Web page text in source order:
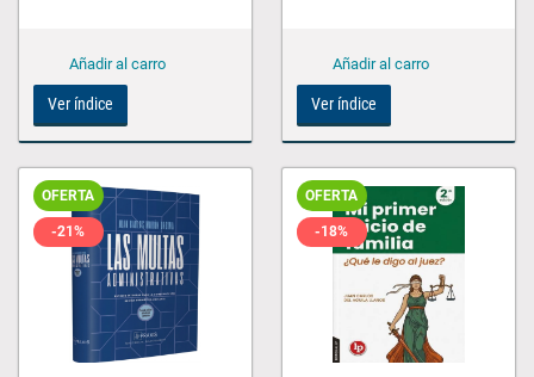
Ver índice Ver índice
OFERTA
-21%
OFERTA
-18%